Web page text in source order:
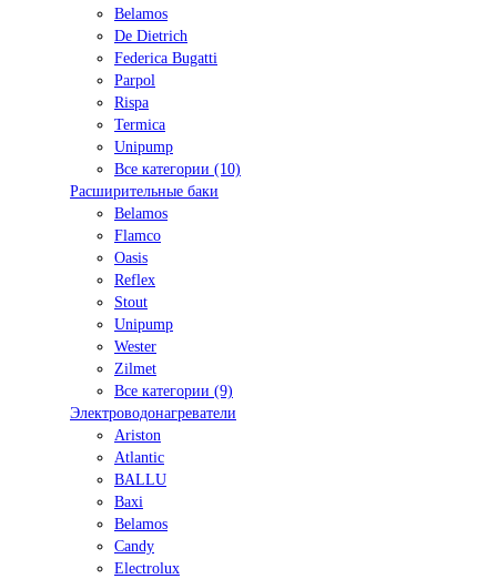
Belamos
De Dietrich
Federica Bugatti
Parpol
Rispa
Termica
Unipump
Все категории (10)
Расширительные баки
Belamos
Flamco
Oasis
Reflex
Stout
Unipump
Wester
Zilmet
Все категории (9)
Электроводонагреватели
Ariston
Atlantic
BALLU
Baxi
Belamos
Candy
Electrolux